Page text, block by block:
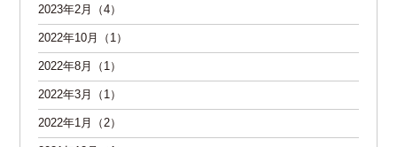
2023年2月（4）
2022年10月（1）
2022年8月（1）
2022年3月（1）
2022年1月（2）